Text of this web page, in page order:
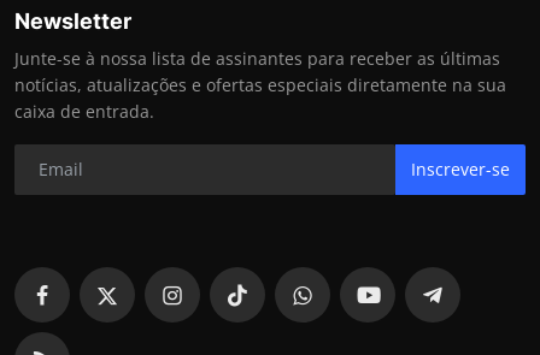
Newsletter
Junte-se à nossa lista de assinantes para receber as últimas
notícias, atualizações e ofertas especiais diretamente na sua
caixa de entrada.
Inscrever-se